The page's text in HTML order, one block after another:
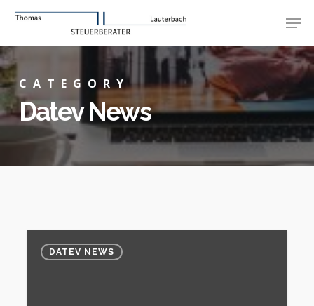
Skip
main
contentCATEGORY
Datev News
DATEV NEWS